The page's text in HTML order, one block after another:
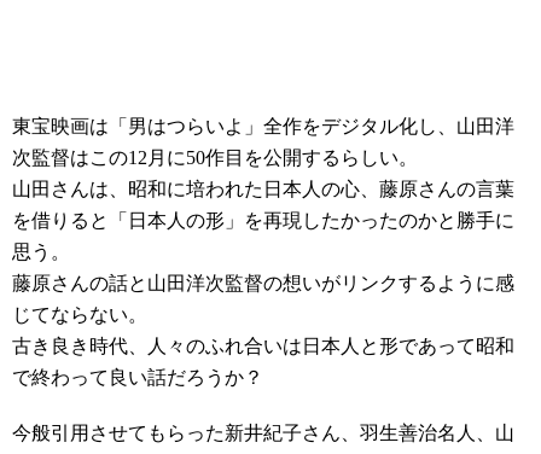
東宝映画は「男はつらいよ」全作をデジタル化し、山田洋
次監督はこの12月に50作目を公開するらしい。
山田さんは、昭和に培われた日本人の心、藤原さんの言葉
を借りると「日本人の形」を再現したかったのかと勝手に
思う。
藤原さんの話と山田洋次監督の想いがリンクするように感
じてならない。
古き良き時代、人々のふれ合いは日本人と形であって昭和
で終わって良い話だろうか？
今般引用させてもらった新井紀子さん、羽生善治名人、 山